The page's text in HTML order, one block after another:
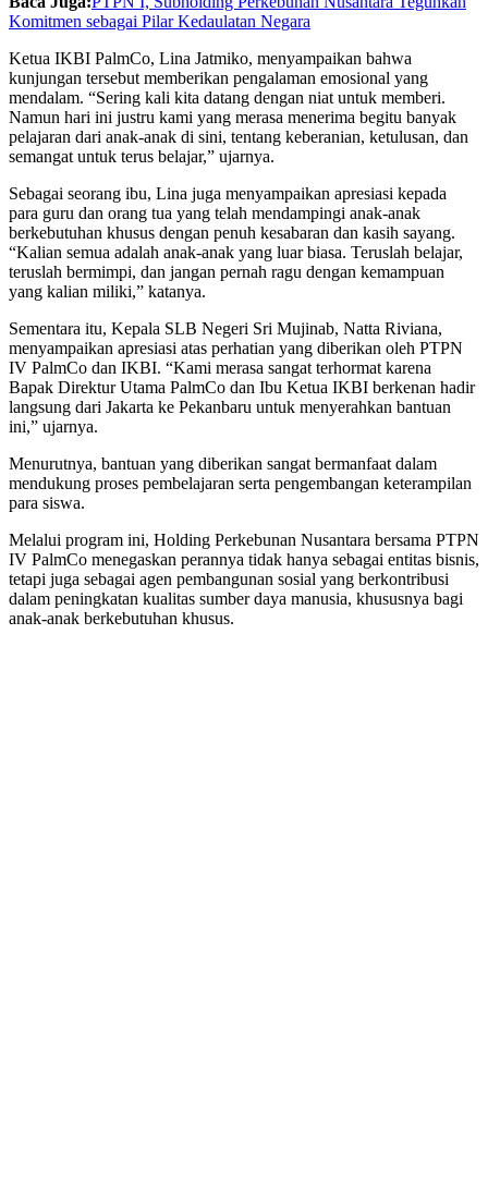
Komitmen sebagai Pilar Kedaulatan Negara
Ketua IKBI PalmCo, Lina Jatmiko, menyampaikan bahwa
kunjungan tersebut memberikan pengalaman emosional yang
mendalam. “Sering kali kita datang dengan niat untuk memberi.
Namun hari ini justru kami yang merasa menerima begitu banyak
pelajaran dari anak-anak di sini, tentang keberanian, ketulusan, dan
semangat untuk terus belajar,” ujarnya.
Sebagai seorang ibu, Lina juga menyampaikan apresiasi kepada
para guru dan orang tua yang telah mendampingi anak-anak
berkebutuhan khusus dengan penuh kesabaran dan kasih sayang.
“Kalian semua adalah anak-anak yang luar biasa. Teruslah belajar,
teruslah bermimpi, dan jangan pernah ragu dengan kemampuan
yang kalian miliki,” katanya.
Sementara itu, Kepala SLB Negeri Sri Mujinab, Natta Riviana,
menyampaikan apresiasi atas perhatian yang diberikan oleh PTPN
IV PalmCo dan IKBI. “Kami merasa sangat terhormat karena
Bapak Direktur Utama PalmCo dan Ibu Ketua IKBI berkenan hadir
langsung dari Jakarta ke Pekanbaru untuk menyerahkan bantuan
ini,” ujarnya.
Menurutnya, bantuan yang diberikan sangat bermanfaat dalam
mendukung proses pembelajaran serta pengembangan keterampilan
para siswa.
Melalui program ini, Holding Perkebunan Nusantara bersama PTPN
IV PalmCo menegaskan perannya tidak hanya sebagai entitas bisnis,
tetapi juga sebagai agen pembangunan sosial yang berkontribusi
dalam peningkatan kualitas sumber daya manusia, khususnya bagi
anak-anak berkebutuhan khusus.